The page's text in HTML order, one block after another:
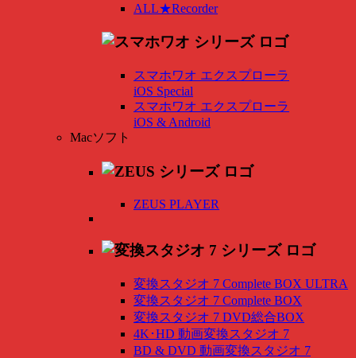
ALL★Recorder
スマホワオ エクスプローラ
iOS Special
スマホワオ エクスプローラ
iOS & Android
Macソフト
ZEUS PLAYER
変換スタジオ 7 Complete BOX ULTRA
変換スタジオ 7 Complete BOX
変換スタジオ 7 DVD総合BOX
4K･HD 動画変換スタジオ 7
BD & DVD 動画変換スタジオ 7